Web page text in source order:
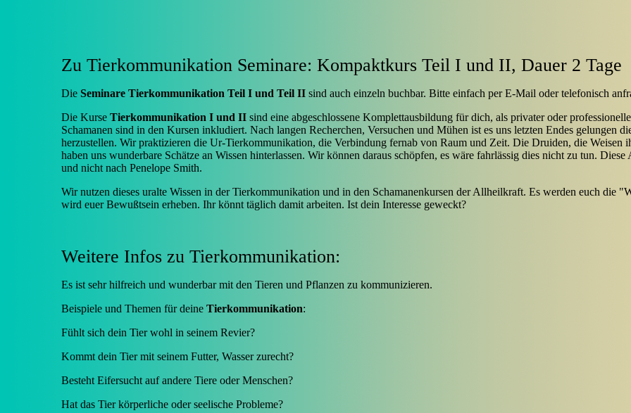
Zu Tierkommunikation Seminare: Kompaktkurs Teil I und II, Dauer 2 Tage
Die Seminare Tierkommunikation Teil I und Teil II sind auch einzeln buchbar. Bitte einfach per E-Mail oder telefonisch
Die Kurse Tierkommunikation I und II sind eine abgeschlossene Komplettausbildung für dich, als privater oder
Schamanen sind in den Kursen inkludiert. Nach langen Recherchen, Versuchen und Mühen ist es uns letzten Endes gelungen
herzustellen. Wir praktizieren die Ur-Tierkommunikation, die Verbindung fernab von Raum und Zeit. Die Druiden, die Weisen
haben uns wunderbare Schätze an Wissen hinterlassen. Wir können daraus schöpfen, es wäre fahrlässig dies nicht zu tun.
und nicht nach Penelope Smith.
Wir nutzen dieses uralte Wissen in der Tierkommunikation und in den Schamanenkursen der Allheilkraft. Es werden euch die
wird euer Bewußtsein erheben. Ihr könnt täglich damit arbeiten. Ist dein Interesse geweckt?
Weitere Infos zu Tierkommunikation:
Es ist sehr hilfreich und wunderbar mit den Tieren und Pflanzen zu kommunizieren.
Beispiele und Themen für deine Tierkommunikation:
Fühlt sich dein Tier wohl in seinem Revier?
Kommt dein Tier mit seinem Futter, Wasser zurecht?
Besteht Eifersucht auf andere Tiere oder Menschen?
Hat das Tier körperliche oder seelische Probleme?